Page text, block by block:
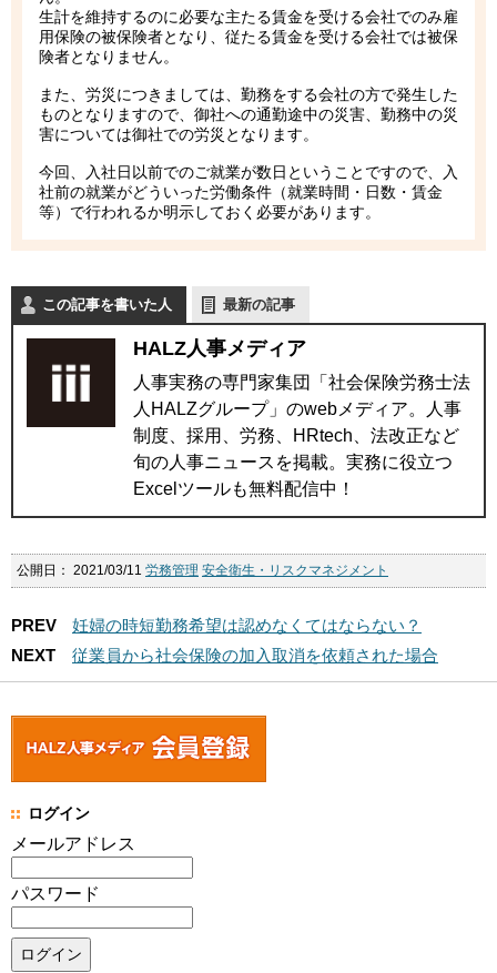
生計を維持するのに必要な主たる賃金を受ける会社でのみ雇
用保険の被保険者となり、従たる賃金を受ける会社では被保
険者となりません。
また、労災につきましては、勤務をする会社の方で発生した
ものとなりますので、御社への通勤途中の災害、勤務中の災
害については御社での労災となります。
今回、入社日以前でのご就業が数日ということですので、入
社前の就業がどういった労働条件（就業時間・日数・賃金
等）で行われるか明示しておく必要があります。
この記事を書いた人 最新の記事
HALZ人事メディア
人事実務の専門家集団「社会保険労務士法
人HALZグループ」のwebメディア。人事
制度、採用、労務、HRtech、法改正など
旬の人事ニュースを掲載。実務に役立つ
Excelツールも無料配信中！
公開日： 2021/03/11 労務管理 安全衛生・リスクマネジメント
PREV
妊婦の時短勤務希望は認めなくてはならない？
NEXT
従業員から社会保険の加入取消を依頼された場合
ログイン
メールアドレス
パスワード